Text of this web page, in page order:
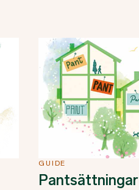
GUIDE
Pantsättningar